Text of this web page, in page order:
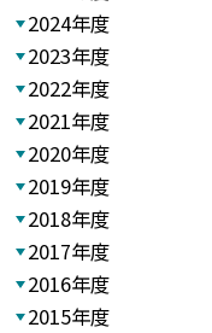
2024年度
2023年度
2022年度
2021年度
2020年度
2019年度
2018年度
2017年度
2016年度
2015年度